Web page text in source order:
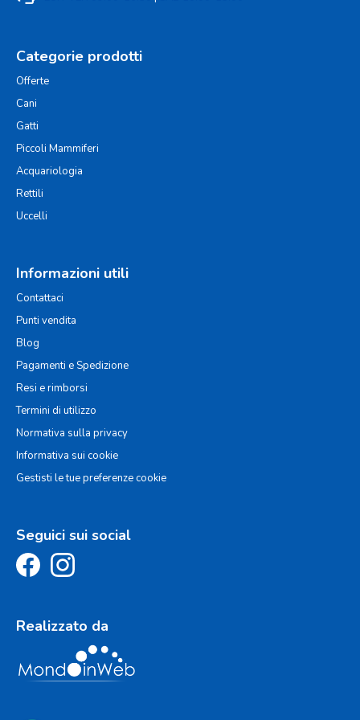
Categorie prodotti
Offerte
Cani
Gatti
Piccoli Mammiferi
Acquariologia
Rettili
Uccelli
Informazioni utili
Contattaci
Punti vendita
Blog
Pagamenti e Spedizione
Resi e rimborsi
Termini di utilizzo
Normativa sulla privacy
Informativa sui cookie
Gestisti le tue preferenze cookie
Seguici sui social
Realizzato da